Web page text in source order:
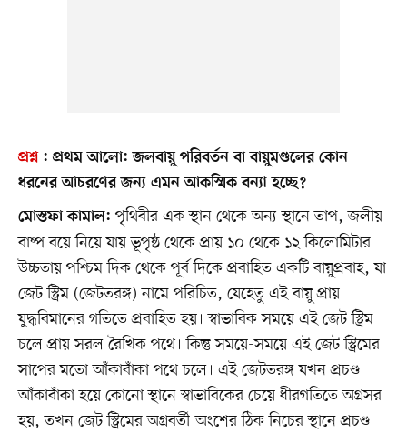
প্রশ্ন: প্রথম আলো: জলবায়ু পরিবর্তন বা বায়ুমণ্ডলের কোন
ধরনের আচরণের জন্য এমন আকস্মিক বন্যা হচ্ছে?
মোস্তফা কামাল: পৃথিবীর এক স্থান থেকে অন্য স্থানে তাপ, জলীয়
বাষ্প বয়ে নিয়ে যায় ভূপৃষ্ঠ থেকে প্রায় ১০ থেকে ১২ কিলোমিটার
উচ্চতায় পশ্চিম দিক থেকে পূর্ব দিকে প্রবাহিত একটি বায়ুপ্রবাহ, যা
জেট স্ট্রিম (জেটতরঙ্গ) নামে পরিচিত, যেহেতু এই বায়ু প্রায়
যুদ্ধবিমানের গতিতে প্রবাহিত হয়। স্বাভাবিক সময়ে এই জেট স্ট্রিম
চলে প্রায় সরল রৈখিক পথে। কিন্তু সময়ে-সময়ে এই জেট স্ট্রিমের
সাপের মতো আঁকাবাঁকা পথে চলে। এই জেটতরঙ্গ যখন প্রচণ্ড
আঁকাবাঁকা হয়ে কোনো স্থানে স্বাভাবিকের চেয়ে ধীরগতিতে অগ্রসর
হয়, তখন জেট স্ট্রিমের অগ্রবর্তী অংশের ঠিক নিচের স্থানে প্রচণ্ড